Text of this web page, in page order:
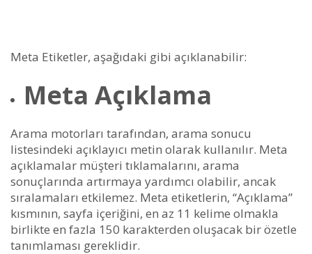
Meta Etiketler, aşağıdaki gibi açıklanabilir:
Meta Açıklama
Arama motorları tarafından, arama sonucu
listesindeki açıklayıcı metin olarak kullanılır. Meta
açıklamalar müşteri tıklamalarını, arama
sonuçlarında artırmaya yardımcı olabilir, ancak
sıralamaları etkilemez. Meta etiketlerin, “Açıklama”
kısmının, sayfa içeriğini, en az 11 kelime olmakla
birlikte en fazla 150 karakterden oluşacak bir özetle
tanımlaması gereklidir.